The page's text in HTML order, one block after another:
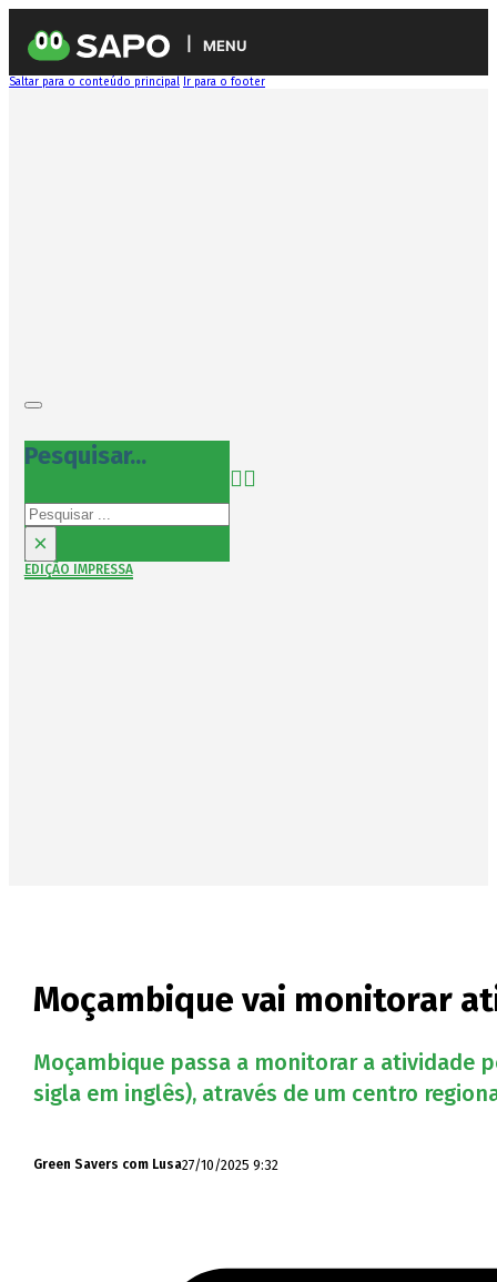
MENU
Saltar para o conteúdo principal Ir para o footer
Pesquisar...
Pesquisar
×
EDIÇÃO IMPRESSA
Moçambique vai monitorar
Moçambique passa a monitorar a atividade
sigla em inglês), através de um centro
Green Savers com Lusa27/10/2025 9:32